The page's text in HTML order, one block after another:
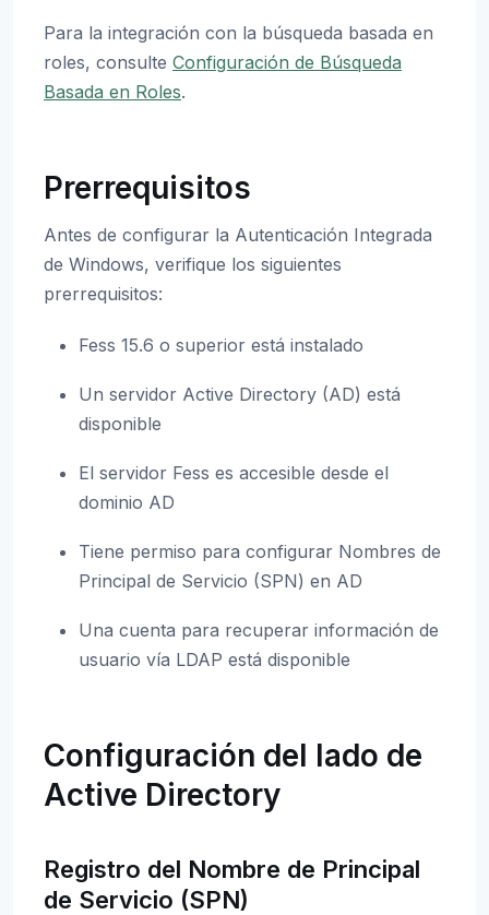
Para la integración con la búsqueda basada en
roles, consulte Configuración de Búsqueda
Basada en Roles.
Prerrequisitos
Antes de configurar la Autenticación Integrada
de Windows, verifique los siguientes
prerrequisitos:
Fess 15.6 o superior está instalado
Un servidor Active Directory (AD) está
disponible
El servidor Fess es accesible desde el
dominio AD
Tiene permiso para configurar Nombres de
Principal de Servicio (SPN) en AD
Una cuenta para recuperar información de
usuario vía LDAP está disponible
Configuración del lado de
Active Directory
Registro del Nombre de Principal
de Servicio (SPN)